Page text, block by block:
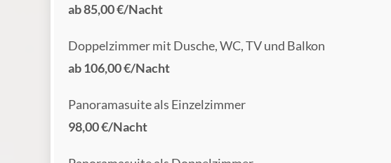
ab 85,00 €/Nacht
Doppelzimmer mit Dusche, WC, TV und Balkon
ab 106,00 €/Nacht
Panoramasuite als Einzelzimmer
98,00 €/Nacht